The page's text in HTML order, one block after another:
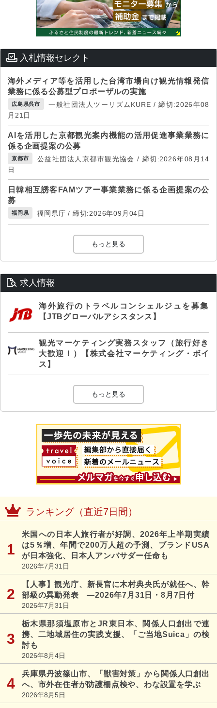
入札情報セレクト
海外メディア等を活用した台湾市場向け観光情報発信
業務に係る公募型プロポーザルの実施
広島県呉市
一般社団法人ツーリズムKURE / 締切:2026年08
月21日
AIを活用した京都観光案内機能の活用促進事業業務に
係る企画提案の公募
京都市
公益社団法人京都市観光協会 / 締切:2026年08月14
日
日韓相互誘客FAMツアー事業業務に係る企画提案の公
募
福岡県 福岡県庁 / 締切:2026年09月04日
もっと見る
求人情報
海外旅行のトラベルコンシェルジュを募集
【JTBグローバルアシスタンス】
観光マーケティング実務スタッフ（旅行好き
大歓迎！）【株式会社マーケティング・ボイ
ス】
もっと見る
ランキング（直近7日間）
米国への日本人旅行者が好調、2026年上半期実績
は5％増、年間で200万人超の予測、ブランドUSA
が日本強化、日本人アンバサダー任命も
2026年7月31日
【人事】観光庁、新長官に木村典央氏が就任へ、幹
部級の異動発表 ―2026年7月31日・8月7日付
2026年7月31日
栃木県那須塩原市とJR東日本、関係人口創出で連
携、二地域居住の実践支援、「ご当地Suica」の検
討も
2026年8月4日
兵庫県丹波篠山市、「獣害対策」から関係人口創出
へ、市外在住者が防護柵点検や、わな設置を学ぶ
2026年8月5日